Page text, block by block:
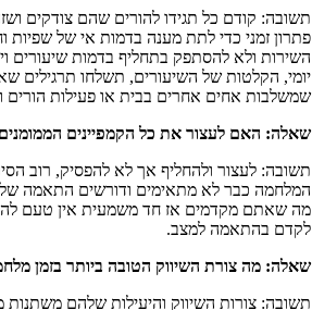
תשובה: קודם כל תגידו להורים שהם צודקים
פתרון זמני כדי לתת מענה בדמות אי של שפיות
השירות ולא להסתפק בתחליף בדמות שיעורים
יומי, הקלטות של השיעורים, תשלחו תרגילים
שמשלבות אחים אחרים בבית או פעילות הורים
שאלה: האם לעצור את כל הקמפיינים
תשובה: לעצור ולהחליף אך לא להפסיק, רוב
המלחמה כבר לא מתאימים ודורשים התאמה של
מה שאתם מקדמים אז חד משמעית אין טעם
לקדם בהתאמה למצב.
שאלה: מה צורת השיווק הטובה ביותר בזמן